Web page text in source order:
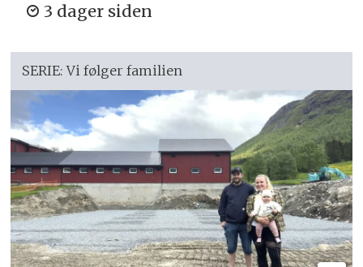
3 dager siden
SERIE: Vi følger familien